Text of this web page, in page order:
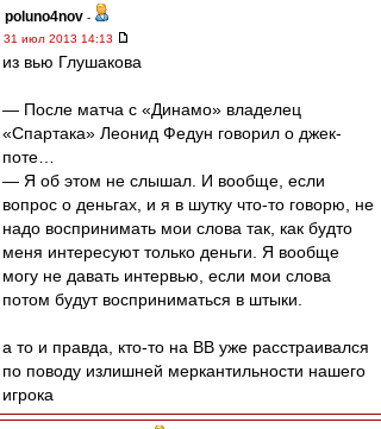
poluno4nov -
31 июл 2013 14:13
из вью Глушакова
— После матча с «Динамо» владелец
«Спартака» Леонид Федун говорил о джек-
поте…
— Я об этом не слышал. И вообще, если
вопрос о деньгах, и я в шутку что-то говорю, не
надо воспринимать мои слова так, как будто
меня интересуют только деньги. Я вообще
могу не давать интервью, если мои слова
потом будут восприниматься в штыки.
а то и правда, кто-то на ВВ уже расстраивался
по поводу излишней меркантильности нашего
игрока